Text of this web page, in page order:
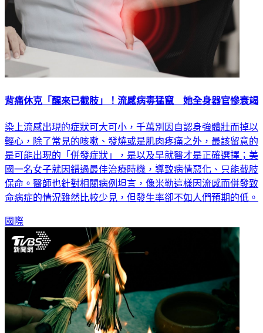
背痛休克「醒來已截肢」！流感病毒猛竄 她全身器官慘衰竭
染上流感出現的症狀可大可小，千萬別因自認身強體壯而掉以
輕心，除了常見的咳嗽、發燒或是肌肉疼痛之外，最該留意的
是可能出現的「併發症狀」，是以及早就醫才是正確選擇；美
國一名女子就因錯過最佳治療時機，導致病情惡化、只能截肢
保命。醫師也針對相關病例坦言，像米勒這樣因流感而併發致
命病症的情況雖然比較少見，但發生率卻不如人們預期的低。
國際